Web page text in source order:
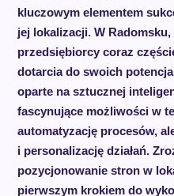
kluczowym elementem
jej lokalizacji. W
przedsiębiorcy coraz
dotarcia do swoich
oparte na sztucznej
fascynujące możliwości w
automatyzację procesów,
i personalizację działań.
pozycjonowanie stron w
pierwszym krokiem do